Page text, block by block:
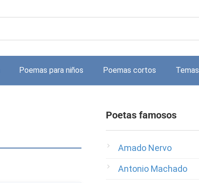
Poemas para niños Poemas cortos Temas
Poetas famosos
Amado Nervo
Antonio Machado